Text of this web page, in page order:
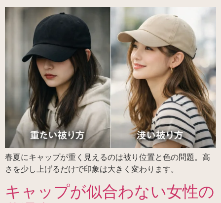
春夏にキャップが重く見えるのは被り位置と色の問題。高
さを少し上げるだけで印象は大きく変わります。
キャップが似合わない女性の